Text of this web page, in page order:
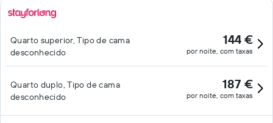
Quarto superior, Tipo de cama
desconhecido
144 €
por noite, com taxas
Quarto duplo, Tipo de cama
desconhecido
187 €
por noite, com taxas